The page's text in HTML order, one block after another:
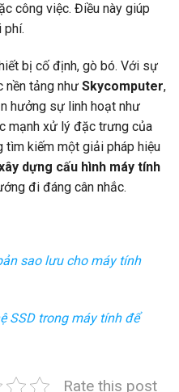
công việc. Điều này giúp
phí.
bị cố định, gò bó. Với sự
nền tảng như Skycomputer,
hưởng sự linh hoạt như
mạnh xử lý đặc trưng của
kiếm một giải pháp hiệu
dựng cấu hình máy tính
đi đáng cân nhắc.
sao lưu cho máy tính
SSD trong máy tính để
Rate this post